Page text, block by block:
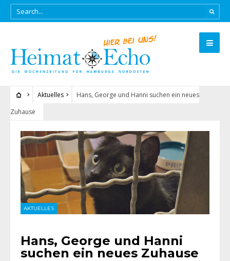
Aktuelles
Hans, George und Hanni suchen ein neues
Zuhause
AKTUELLES
Hans, George und Hanni
suchen ein neues Zuhause